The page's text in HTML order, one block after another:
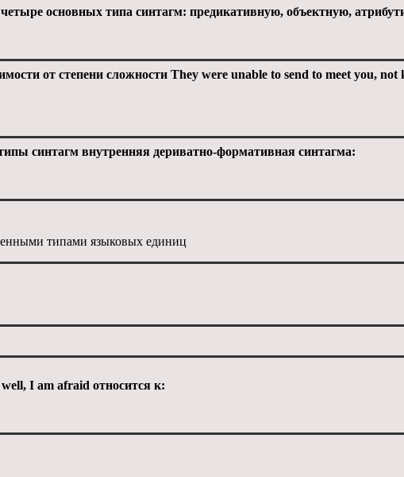
основных типа синтагм: предикативную, объектную,
от степени сложности They were unable to send to meet you,
синтагм внутренняя дериватно-формативная синтагма:
типами языковых единиц
I am afraid относится к: